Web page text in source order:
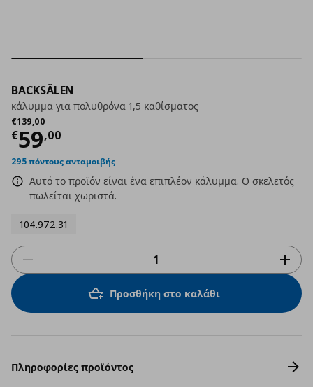
BACKSÄLEN
κάλυμμα για πολυθρόνα 1,5 καθίσματος
€139,00
Αρχική τιμή
€59,00
Τρέχουσα τιμή
295 πόντους ανταμοιβής
Αυτό το προϊόν είναι ένα επιπλέον κάλυμμα. Ο σκελετός
πωλείται χωριστά.
104.972.31
Προσθήκη στο καλάθι
Πληροφορίες προϊόντος